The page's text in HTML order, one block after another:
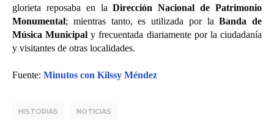
glorieta reposaba en laDirección Nacional de Patrimonio
Monumental; mientras tanto, es utilizada por laBanda de
Música Municipal y frecuentada diariamente por la ciudadanía
y visitantes de otras localidades.
Fuente: Minutos con Kilssy Méndez
HISTORIAS NOTICIAS